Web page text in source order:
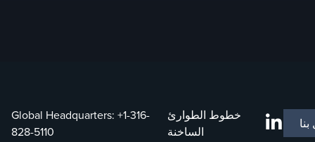
Global Headquarters: +1-316-
828-5110
خطوط الطوارئ
الساخنة